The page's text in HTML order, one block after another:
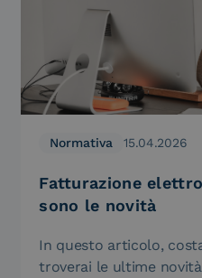
Normativa 15.04.2026
Fatturazione
sono le novità
In questo articolo,
troverai le ultime